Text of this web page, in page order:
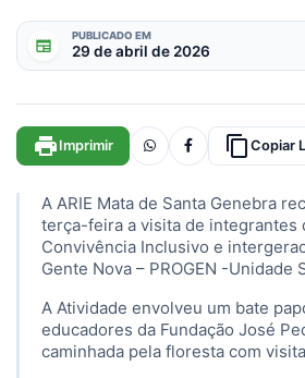
newspaper
PUBLICADO EM
29 de abril de 2026
print Imprimir content_copy Copiar
A ARIE Mata de Santa Genebra
terça-feira a visita de integrantes
Convivência Inclusivo e
Gente Nova – PROGEN -Unidade
A Atividade envolveu um bate
educadores da Fundação José
caminhada pela floresta com